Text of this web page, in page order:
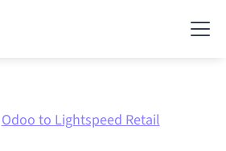
Odoo to Lightspeed Retail